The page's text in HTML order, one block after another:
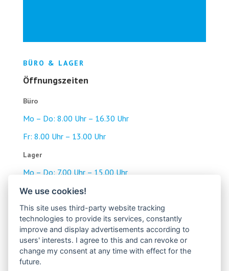
BÜRO & LAGER
Öffnungszeiten
Büro
Mo – Do: 8.00 Uhr – 16.30 Uhr
Fr: 8.00 Uhr – 13.00 Uhr
Lager
Mo – Do: 7.00 Uhr – 15.00 Uhr
Fr: 7.00 Uhr – 14.30 Uhr
Pause: 12.00 Uhr – 12.30 Uhr
KONTAKT
Einfach & Persönlich
We use cookies!
This site uses third-party website tracking
technologies to provide its services, constantly
improve and display advertisements according to
users' interests. I agree to this and can revoke or
change my consent at any time with effect for the
future.